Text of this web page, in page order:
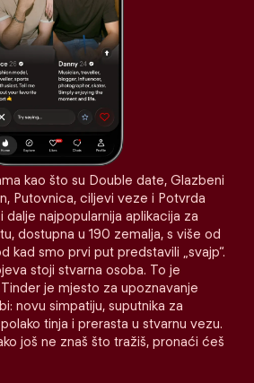
kao što su Double date, Glazbeni
Putovnica, ciljevi veze i Potvrda
najpopularnija aplikacija za
dostupna u 190 zemalja, s više od
kad smo prvi put predstavili „svajp“.
stoji stvarna osoba. To je
je mjesto za upoznavanje
novu simpatiju, suputnika za
tinja i prerasta u stvarnu vezu.
još ne znaš što tražiš, pronaći ćeš